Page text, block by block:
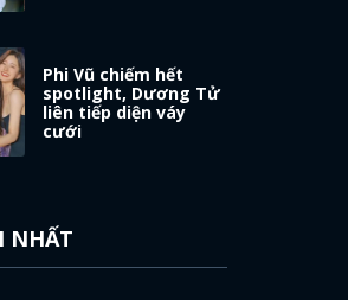
Phi Vũ chiếm hết
spotlight, Dương Tử
liên tiếp diện váy
cưới
NHẤT